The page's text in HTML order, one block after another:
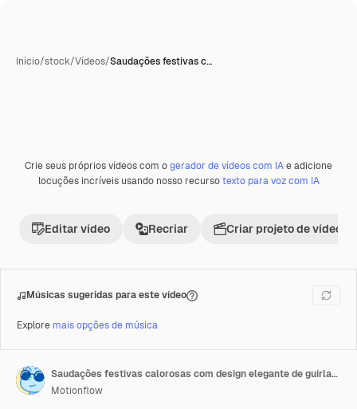
Início/stock/Vídeos/Saudações festivas c…
Premium
Crie seus próprios vídeos com ogerador de vídeos com IAe adicione
locuções incríveis usando nosso recursotexto para voz com IA
Editar vídeo Recriar Criar projeto de vídeo
Músicas sugeridas para este vídeo
Explore mais opções de música
Saudações festivas calorosas com design elegante de guirlanda
Motionflow